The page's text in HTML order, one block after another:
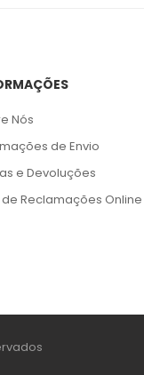
Nós
de Envio
e Devoluções
de Reclamações Online